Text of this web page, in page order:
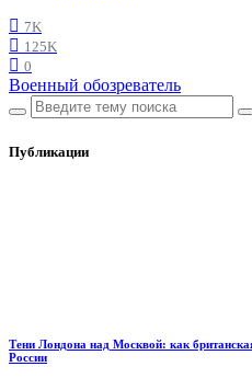
7K
125K
0
Военный обозреватель
Публикации
Тени Лондона над Москвой: как
России